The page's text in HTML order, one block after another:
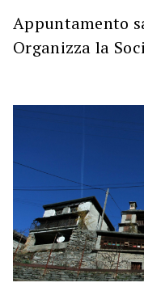
Appuntamento
Organizza la